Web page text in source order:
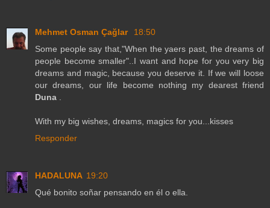
Mehmet Osman Çağlar
18:50
Some people say that,"When the yaers past, the dreams of
people become smaller"..I want and hope for you very big
dreams and magic, because you deserve it. If we will loose
our dreams, our life become nothing my dearest friend
Duna
With my big wishes, dreams, magics for you...kisses
Responder
HADALUNA 19:20
Qué bonito soñar pensando en él o ella.